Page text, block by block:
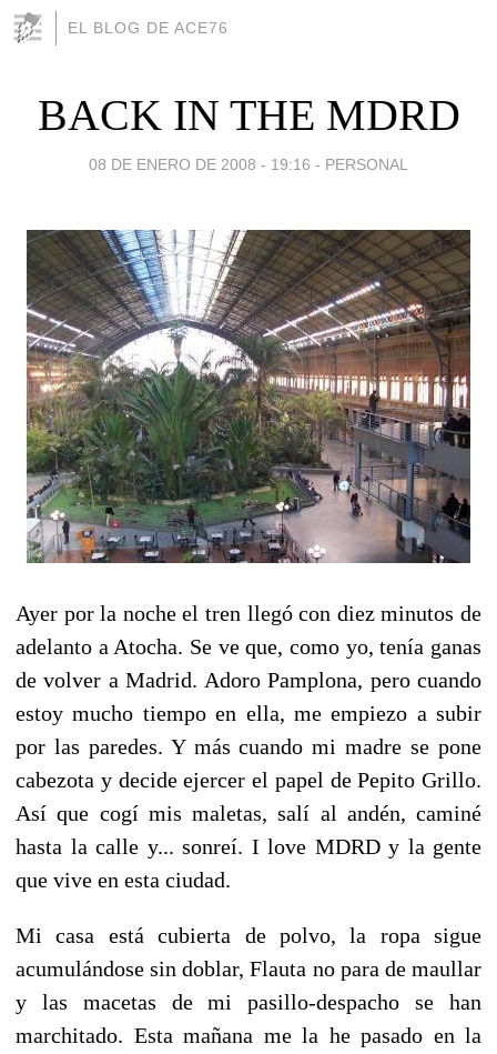
EL BLOG DE ACE76
BACK IN THE MDRD
08 DE ENERO DE 2008 - 19:16 - PERSONAL
Ayer por la noche el tren llegó con diez minutos de
adelanto a Atocha. Se ve que, como yo, tenía ganas
de volver a Madrid. Adoro Pamplona, pero cuando
estoy mucho tiempo en ella, me empiezo a subir
por las paredes. Y más cuando mi madre se pone
cabezota y decide ejercer el papel de Pepito Grillo.
Así que cogí mis maletas, salí al andén, caminé
hasta la calle y... sonreí. I love MDRD y la gente
que vive en esta ciudad.
Mi casa está cubierta de polvo, la ropa sigue
acumulándose sin doblar, Flauta no para de maullar
y las macetas de mi pasillo-despacho se han
marchitado. Esta mañana me la he pasado en la